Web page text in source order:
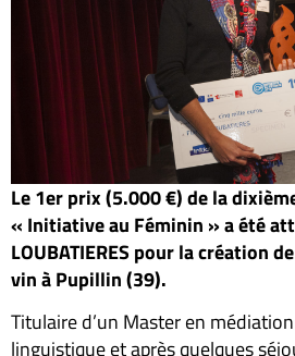
Le 1er prix (5.000 €) de la
« Initiative au Féminin » a été
LOUBATIERES pour la création
vin à Pupillin (39).
Titulaire d’un Master en
linguistique et après quelques